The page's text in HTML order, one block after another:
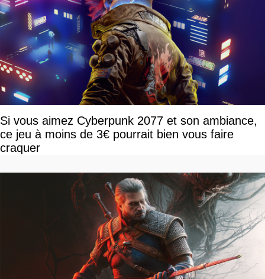
Si vous aimez Cyberpunk 2077 et son ambiance,
ce jeu à moins de 3€ pourrait bien vous faire
craquer